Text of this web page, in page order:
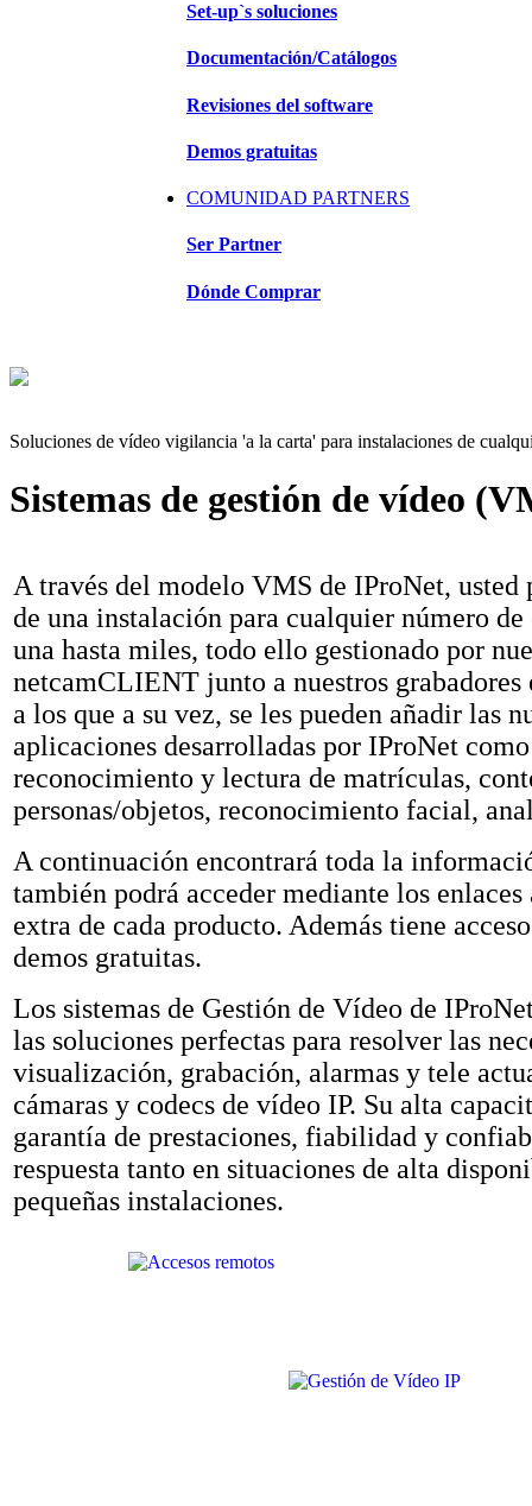
Set-up`s soluciones
Documentación/Catálogos
Revisiones del software
Demos gratuitas
COMUNIDAD PARTNERS
Ser Partner
Dónde Comprar
Soluciones de vídeo vigilancia 'a la carta' para instalaciones de
Sistemas de gestión de vídeo
A través del modelo VMS de IProNet, usted
de una instalación para cualquier número de
una hasta miles, todo ello gestionado por
netcamCLIENT junto a nuestros grabadores
a los que a su vez, se les pueden añadir las
aplicaciones desarrolladas por IProNet
reconocimiento y lectura de matrículas,
personas/objetos, reconocimiento facial,
A continuación encontrará toda la
también podrá acceder mediante los
extra de cada producto. Además tiene
demos gratuitas.
Los sistemas de Gestión de Vídeo de
las soluciones perfectas para resolver las
visualización, grabación, alarmas y tele
cámaras y codecs de vídeo IP. Su alta
garantía de prestaciones, fiabilidad y
respuesta tanto en situaciones de alta
pequeñas instalaciones.